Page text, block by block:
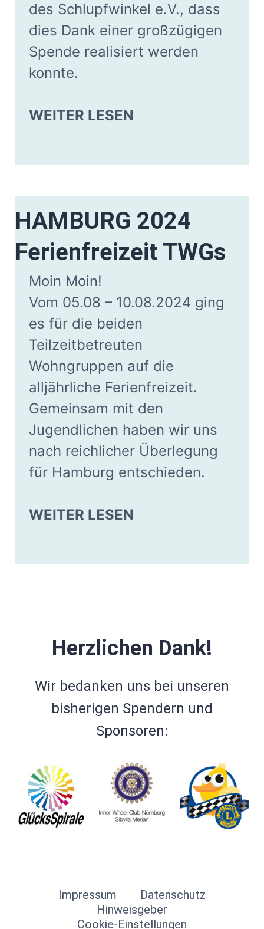
des Schlupfwinkel e.V., dass
dies Dank einer großzügigen
Spende realisiert werden
konnte.
WEITER LESEN
HAMBURG 2024
Ferienfreizeit TWGs
Moin Moin!
Vom 05.08 – 10.08.2024 ging
es für die beiden
Teilzeitbetreuten
Wohngruppen auf die
alljährliche Ferienfreizeit.
Gemeinsam mit den
Jugendlichen haben wir uns
nach reichlicher Überlegung
für Hamburg entschieden.
WEITER LESEN
Herzlichen Dank!
Wir bedanken uns bei unseren
bisherigen Spendern und
Sponsoren:
Impressum
Datenschutz
Hinweisgeber
Cookie-Einstellungen